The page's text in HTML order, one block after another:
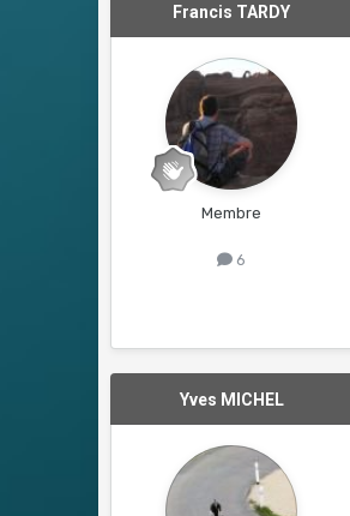
Francis TARDY
Membre
6
Yves MICHEL